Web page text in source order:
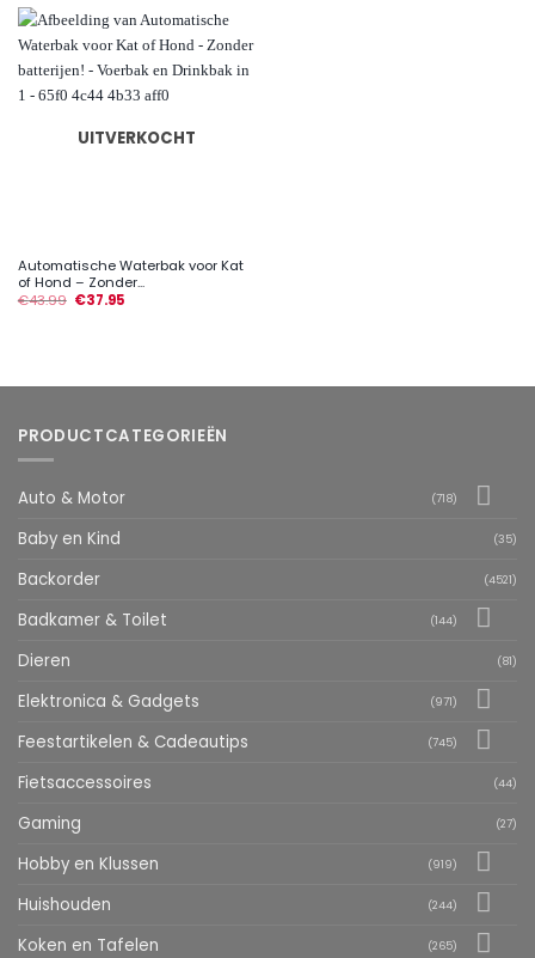
UITVERKOCHT
Automatische Waterbak voor Kat
of Hond – Zonder...
€43.99 €37.95
PRODUCTCATEGORIEËN
Auto & Motor (718)
Baby en Kind (35)
Backorder (4521)
Badkamer & Toilet (144)
Dieren (81)
Elektronica & Gadgets (971)
Feestartikelen & Cadeautips (745)
Fietsaccessoires (44)
Gaming (27)
Hobby en Klussen (919)
Huishouden (244)
Koken en Tafelen (265)